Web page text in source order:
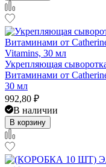
Укрепляющая
Витаминами от
30 мл
992,80 ₽
В наличии
В корзину